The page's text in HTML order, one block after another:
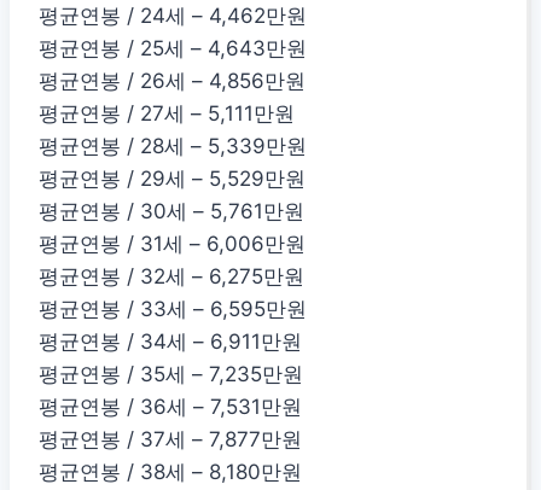
평균연봉 / 24세 – 4,462만원
평균연봉 / 25세 – 4,643만원
평균연봉 / 26세 – 4,856만원
평균연봉 / 27세 – 5,111만원
평균연봉 / 28세 – 5,339만원
평균연봉 / 29세 – 5,529만원
평균연봉 / 30세 – 5,761만원
평균연봉 / 31세 – 6,006만원
평균연봉 / 32세 – 6,275만원
평균연봉 / 33세 – 6,595만원
평균연봉 / 34세 – 6,911만원
평균연봉 / 35세 – 7,235만원
평균연봉 / 36세 – 7,531만원
평균연봉 / 37세 – 7,877만원
평균연봉 / 38세 – 8,180만원